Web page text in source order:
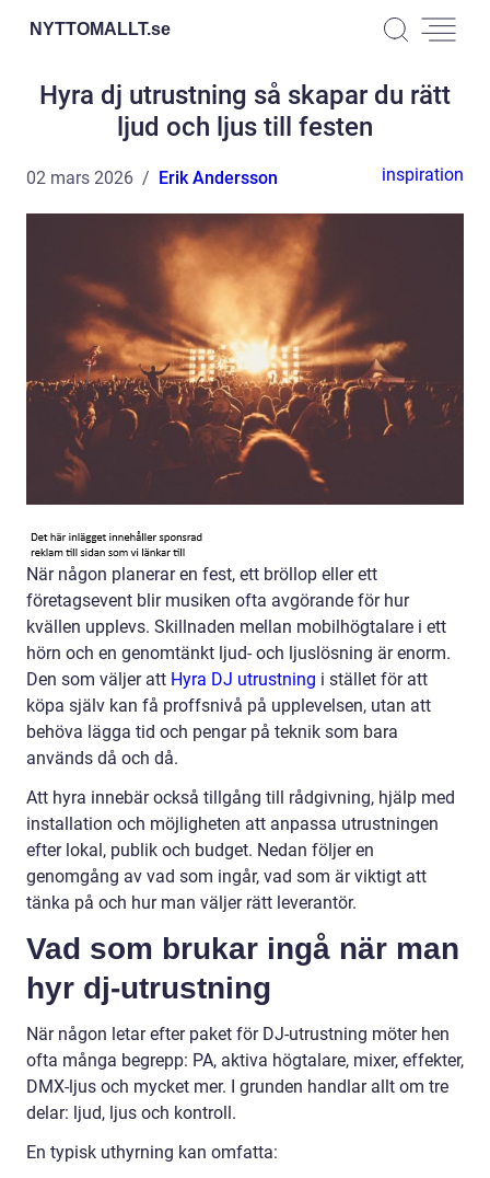
NYTTOMALLT.se
Hyra dj utrustning så skapar du rätt
ljud och ljus till festen
02 mars 2026 Erik Andersson inspiration
När någon planerar en fest, ett bröllop eller ett
företagsevent blir musiken ofta avgörande för hur
kvällen upplevs. Skillnaden mellan mobilhögtalare i ett
hörn och en genomtänkt ljud- och ljuslösning är enorm.
Den som väljer att Hyra DJ utrustning i stället för att
köpa själv kan få proffsnivå på upplevelsen, utan att
behöva lägga tid och pengar på teknik som bara
används då och då.
Att hyra innebär också tillgång till rådgivning, hjälp med
installation och möjligheten att anpassa utrustningen
efter lokal, publik och budget. Nedan följer en
genomgång av vad som ingår, vad som är viktigt att
tänka på och hur man väljer rätt leverantör.
Vad som brukar ingå när man
hyr dj-utrustning
När någon letar efter paket för DJ-utrustning möter hen
ofta många begrepp: PA, aktiva högtalare, mixer, effekter,
DMX-ljus och mycket mer. I grunden handlar allt om tre
delar: ljud, ljus och kontroll.
En typisk uthyrning kan omfatta: